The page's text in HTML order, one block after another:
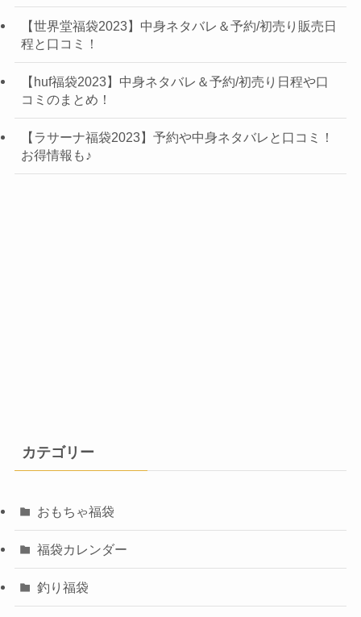
【世界堂福袋2023】中身ネタバレ＆予約/初売り販売日
程と口コミ！
【huf福袋2023】中身ネタバレ＆予約/初売り日程や口
コミのまとめ！
【ラサーナ福袋2023】予約や中身ネタバレと口コミ！
お得情報も♪
カテゴリー
おもちゃ福袋
福袋カレンダー
釣り福袋